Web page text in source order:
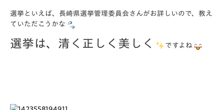
選挙といえば、長崎県選挙管理委員会さんがお詳しいので、教え
ていただこうかな
選挙は、清く正しく美しく ですよね